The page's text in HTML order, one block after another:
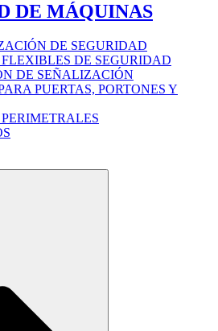
DE MÁQUINAS
DE SEGURIDAD
DE SEGURIDAD
DE SEÑALIZACIÓN
PUERTAS, PORTONES Y